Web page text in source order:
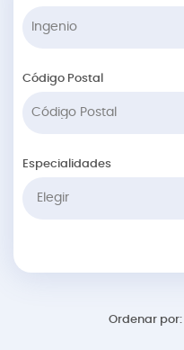
Código Postal
Especialidades
Elegir
Ordenar por: